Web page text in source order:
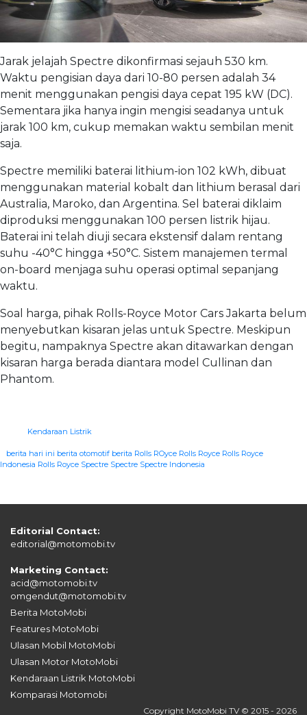
Jarak jelajah Spectre dikonfirmasi sejauh 530 km.
Waktu pengisian daya dari 10-80 persen adalah 34
menit menggunakan pengisi daya cepat 195 kW (DC).
Sementara jika hanya ingin mengisi seadanya untuk
jarak 100 km, cukup memakan waktu sembilan menit
saja.
Spectre memiliki baterai lithium-ion 102 kWh, dibuat
menggunakan material kobalt dan lithium berasal dari
Australia, Maroko, dan Argentina. Sel baterai diklaim
diproduksi menggunakan 100 persen listrik hijau.
Baterai ini telah diuji secara ekstensif dalam rentang
suhu -40°C hingga +50°C. Sistem manajemen termal
on-board menjaga suhu operasi optimal sepanjang
waktu.
Soal harga, pihak Rolls-Royce Motor Cars Jakarta belum
menyebutkan kisaran jelas untuk Spectre. Meskipun
begitu, nampaknya Spectre akan ditawarkan dengan
kisaran harga berada diantara model Cullinan dan
Phantom.
Kendaraan Listrik
berita hari ini berita otomotif berita Rolls ROyce Rolls Royce Rolls Royce
Indonesia Rolls Royce Spectre Spectre Spectre Indonesia
Editorial Contact:
editorial@motomobi.tv
Marketing Contact:
acid@motomobi.tv
omgendut@motomobi.tv
Berita MotoMobi
Features MotoMobi
Ulasan Mobil MotoMobi
Ulasan Motor MotoMobi
Kendaraan Listrik MotoMobi
Komparasi Motomobi
Copyright MotoMobi TV © 2015 - 2026